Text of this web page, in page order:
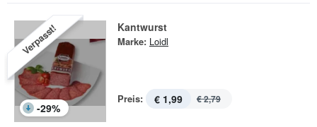
Verpasst!
-29%
Kantwurst
Marke: Loidl
Preis: € 1,99 € 2,79